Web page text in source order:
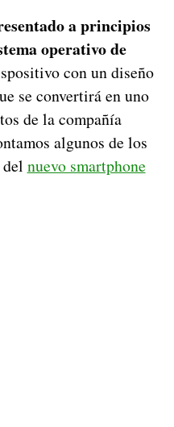
a principios
operativo de
con un diseño
se convertirá en uno
de la compañía
algunos de los
nuevo smartphone